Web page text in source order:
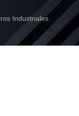
Industriales.